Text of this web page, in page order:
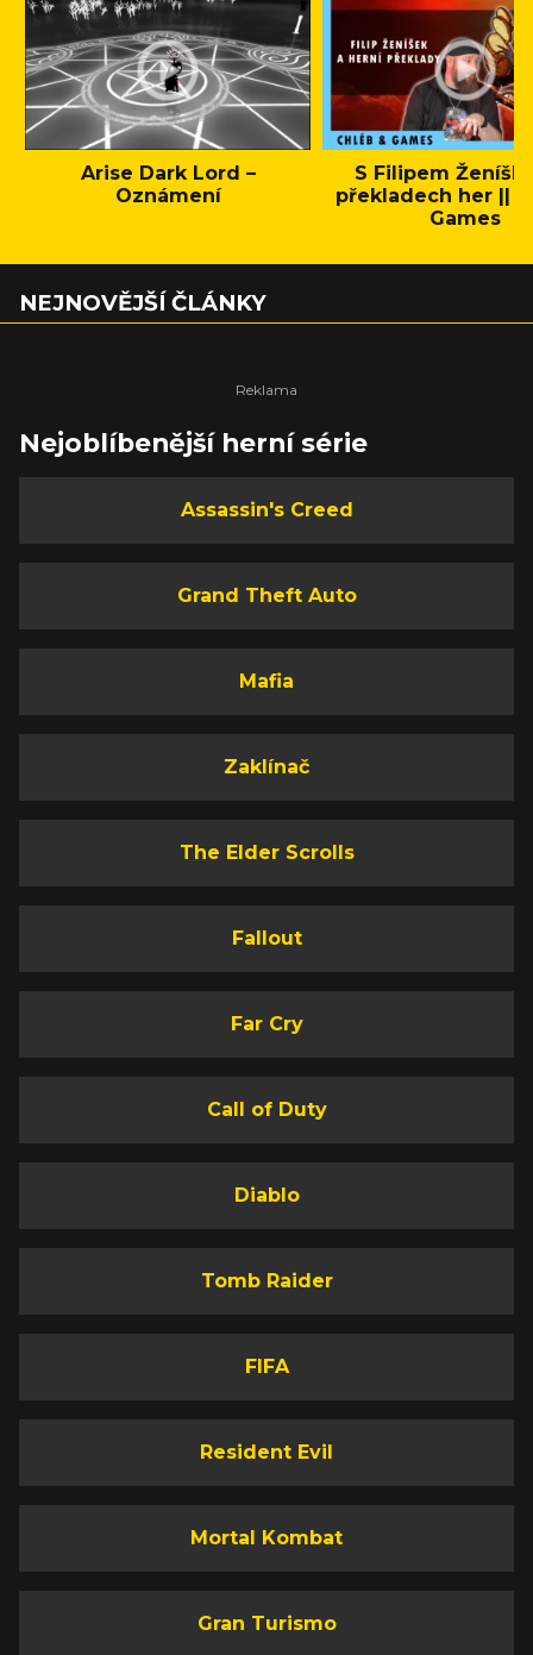
Arise Dark Lord –
Oznámení
S Filipem
překladech her ||
Games
NEJNOVĚJŠÍ ČLÁNKY
Nejoblíbenější herní série
Assassin's Creed
Grand Theft Auto
Mafia
Zaklínač
The Elder Scrolls
Fallout
Far Cry
Call of Duty
Diablo
Tomb Raider
FIFA
Resident Evil
Mortal Kombat
Gran Turismo